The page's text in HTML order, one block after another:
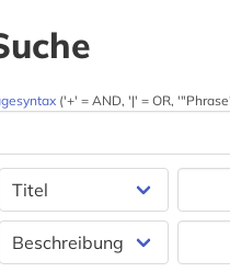
('+' = AND, '|' = OR,